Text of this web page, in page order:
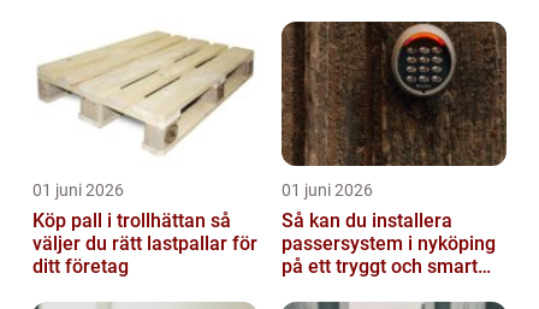
01 juni 2026
Köp pall i trollhättan så
väljer du rätt lastpallar för
ditt företag
01 juni 2026
Så kan du installera
passersystem i nyköping
på ett tryggt och smart